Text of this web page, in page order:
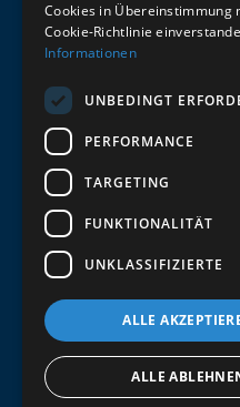
ZUM NEWSLETTER
Melde dich jetzt zum
erste Bestellung.
Deine Email
Abschicken
Cookies in Übereinstimmung
Cookie-Richtlinie
Informationen
UNBEDINGT
PERFORMANCE
TARGETING
FUNKTIONALITÄT
UNKLASSIFIZIERTE
ALLE
ALLE